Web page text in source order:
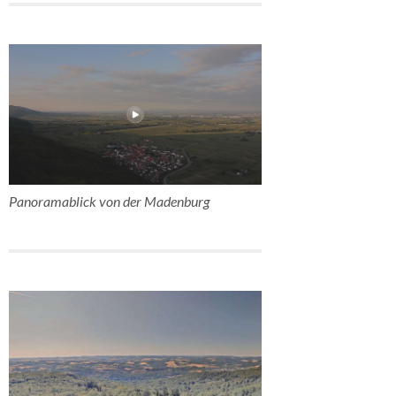
Panoramablick von der Madenburg